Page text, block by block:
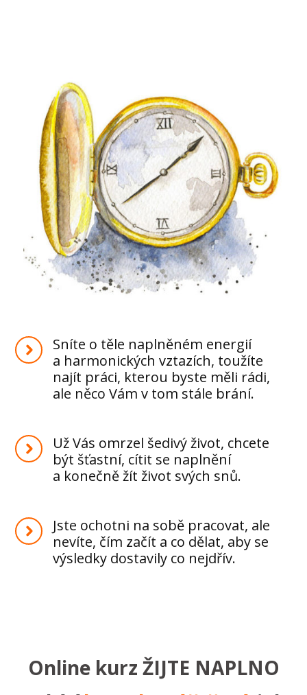
Sníte o těle naplněném energií
a harmonických vztazích, toužíte
najít práci, kterou byste měli rádi,
ale něco Vám v tom stále brání.
Už Vás omrzel šedivý život, chcete
být šťastní, cítit se naplnění
a konečně žít život svých snů.
Jste ochotni na sobě pracovat, ale
nevíte, čím začít a co dělat, aby se
výsledky dostavily co nejdřív.
Online kurz ŽIJTE NAPLNO